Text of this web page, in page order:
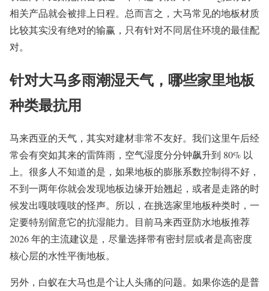
相关产品就会被排上日程。总而言之，大马常见的地板材质
比较其实没有绝对的输赢，只有针对不同居住环境的最佳配
对。
针对大马多雨潮湿天气，哪些家里地板
种类最抗用
马来西亚的天气，其实对建材非常不友好。我们这里午后经
常会有突如其来的雷阵雨，空气湿度分分钟飙升到 80% 以
上。很多人不知道的是，如果地板的膨胀系数控制得不好，
不到一两年你就会发现地板边缘开始翘起，或者是走路的时
候发出嘎吱嘎吱的怪声。所以，在挑选家里地板种类时，一
定要特别留意它的抗湿能力。目前马来西亚防水地板推荐
2026 年的主流建议是，尽量选择带有密封层或者是高密度
核心层的水性平衡地板。
另外，白蚁在大马也是个让人头痛的问题。如果你选的是普